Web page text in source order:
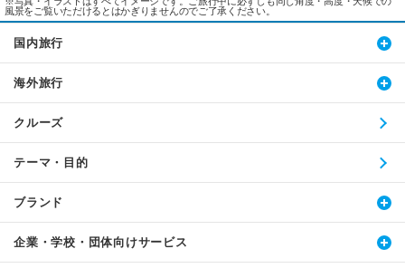
風景をご覧いただけるとはかぎりませんのでご了承ください。
国内旅行
海外旅行
クルーズ
テーマ・目的
ブランド
企業・学校・団体向けサービス